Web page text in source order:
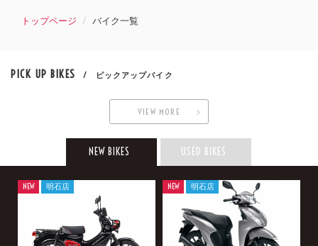
トップページ バイク一覧
PICK UP BIKES / ピックアップバイク
VIEW MORE
NEW BIKES USED BIKES
NEW 明石店 NEW 明石店